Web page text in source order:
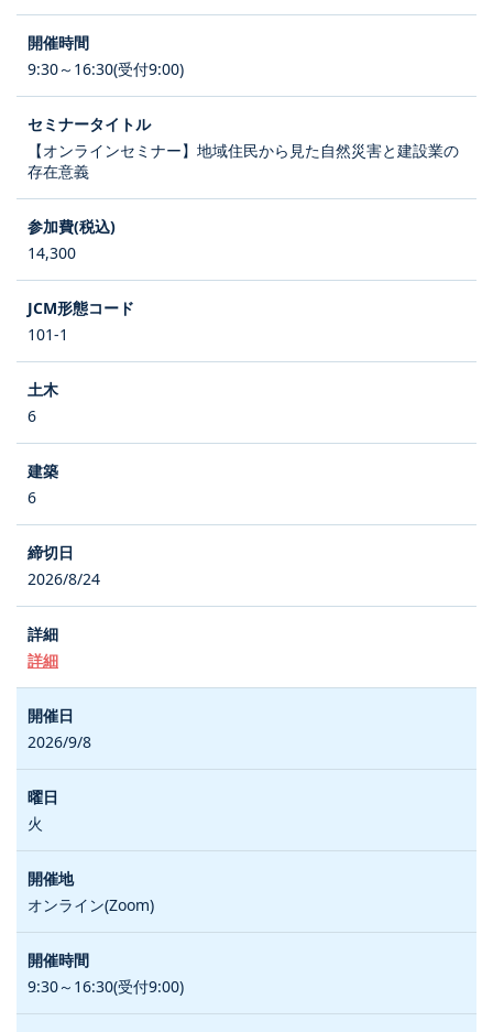
9:30～16:30(受付9:00)
【オンラインセミナー】地域住民から見た自然災害と建設業の
存在意義
14,300
101-1
6
6
2026/8/24
詳細
2026/9/8
火
オンライン(Zoom)
9:30～16:30(受付9:00)